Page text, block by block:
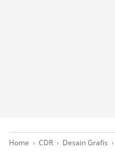
Home › CDR › Desain Grafis ›